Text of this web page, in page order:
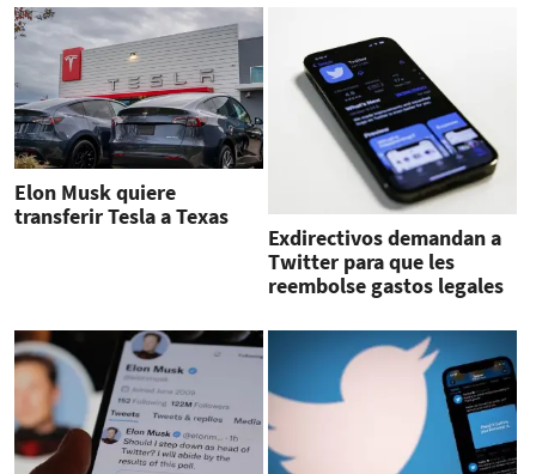
Elon Musk quiere
transferir Tesla a Texas
Exdirectivos demandan a
Twitter para que les
reembolse gastos legales